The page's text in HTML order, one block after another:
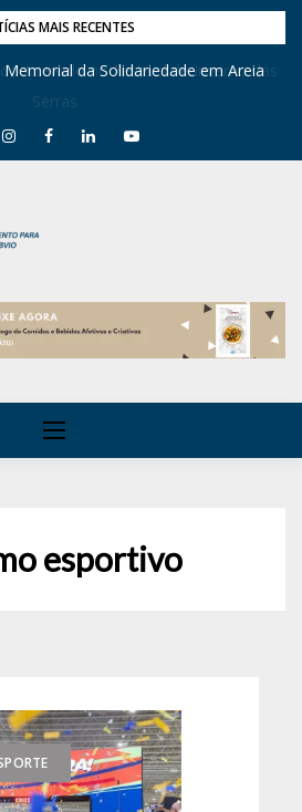
MAIS RECENTES
da Solidariedade em Areia
esportivo